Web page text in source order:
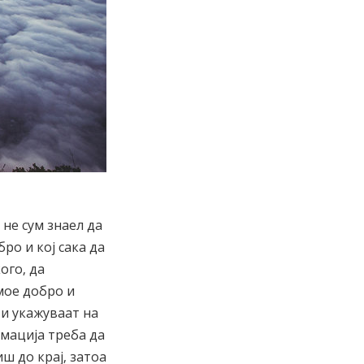
сум знаел да
и кој сака да
да
добро и
укажуваат на
треба да
до крај, затоа